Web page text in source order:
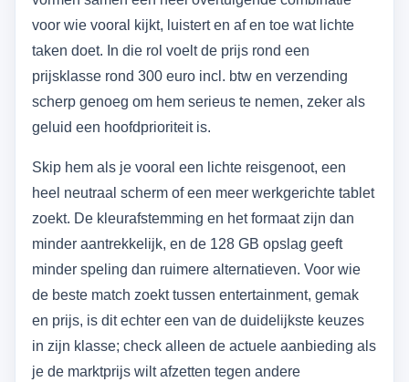
voor wie vooral kijkt, luistert en af en toe wat lichte
taken doet. In die rol voelt de prijs rond een
prijsklasse rond 300 euro incl. btw en verzending
scherp genoeg om hem serieus te nemen, zeker als
geluid een hoofdprioriteit is.
Skip hem als je vooral een lichte reisgenoot, een
heel neutraal scherm of een meer werkgerichte tablet
zoekt. De kleurafstemming en het formaat zijn dan
minder aantrekkelijk, en de 128 GB opslag geeft
minder speling dan ruimere alternatieven. Voor wie
de beste match zoekt tussen entertainment, gemak
en prijs, is dit echter een van de duidelijkste keuzes
in zijn klasse; check alleen de actuele aanbieding als
je de marktprijs wilt afzetten tegen andere